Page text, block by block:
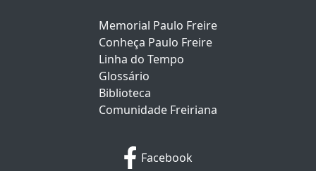
Memorial Paulo Freire
Conheça Paulo Freire
Linha do Tempo
Glossário
Biblioteca
Comunidade Freiriana
Facebook